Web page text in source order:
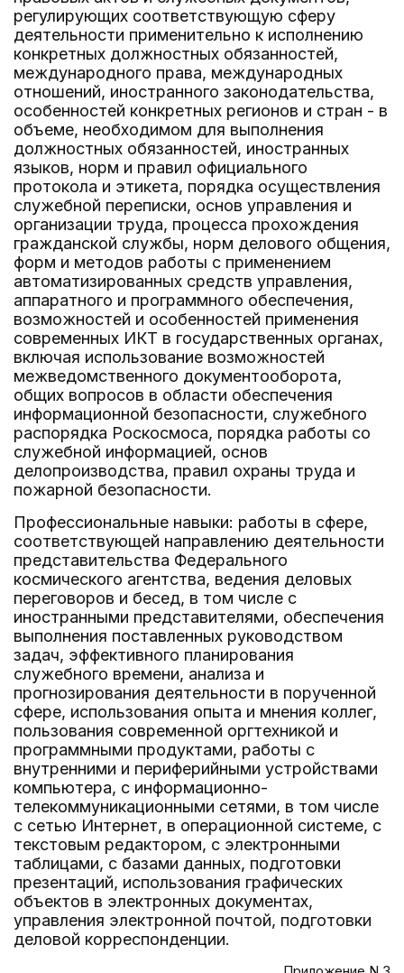
регулирующих соответствующую сферу
деятельности применительно к исполнению
конкретных должностных обязанностей,
международного права, международных
отношений, иностранного законодательства,
особенностей конкретных регионов и стран - в
объеме, необходимом для выполнения
должностных обязанностей, иностранных
языков, норм и правил официального
протокола и этикета, порядка осуществления
служебной переписки, основ управления и
организации труда, процесса прохождения
гражданской службы, норм делового общения,
форм и методов работы с применением
автоматизированных средств управления,
аппаратного и программного обеспечения,
возможностей и особенностей применения
современных ИКТ в государственных органах,
включая использование возможностей
межведомственного документооборота,
общих вопросов в области обеспечения
информационной безопасности, служебного
распорядка Роскосмоса, порядка работы со
служебной информацией, основ
делопроизводства, правил охраны труда и
пожарной безопасности.
Профессиональные навыки: работы в сфере,
соответствующей направлению деятельности
представительства Федерального
космического агентства, ведения деловых
переговоров и бесед, в том числе с
иностранными представителями, обеспечения
выполнения поставленных руководством
задач, эффективного планирования
служебного времени, анализа и
прогнозирования деятельности в порученной
сфере, использования опыта и мнения коллег,
пользования современной оргтехникой и
программными продуктами, работы с
внутренними и периферийными устройствами
компьютера, с информационно-
телекоммуникационными сетями, в том числе
с сетью Интернет, в операционной системе, с
текстовым редактором, с электронными
таблицами, с базами данных, подготовки
презентаций, использования графических
объектов в электронных документах,
управления электронной почтой, подготовки
деловой корреспонденции.